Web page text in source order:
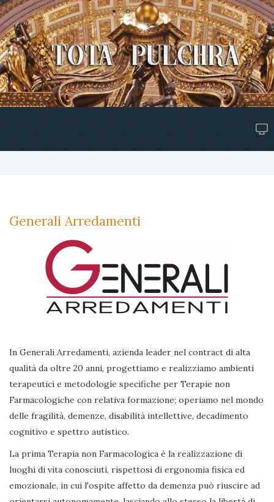
Generali Arredamenti
In Generali Arredamenti, azienda leader nel contract di alta
qualità da oltre 20 anni, progettiamo e realizziamo ambienti
terapeutici e metodologie specifiche per Terapie non
Farmacologiche con relativa formazione; operiamo nel mondo
delle fragilità, demenze, disabilità intellettive, decadimento
cognitivo e spettro autistico.
La prima Terapia non Farmacologica è la realizzazione di
luoghi di vita conosciuti, rispettosi di ergonomia fisica ed
emozionale, in cui l'ospite affetto da demenza può riuscire ad